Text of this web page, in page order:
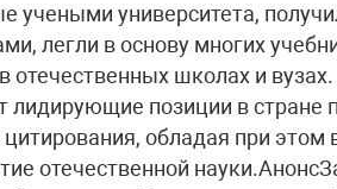
учеными университета,
легли в основу многих
отечественных школах и
позиции в стране
обладая при
отечественной